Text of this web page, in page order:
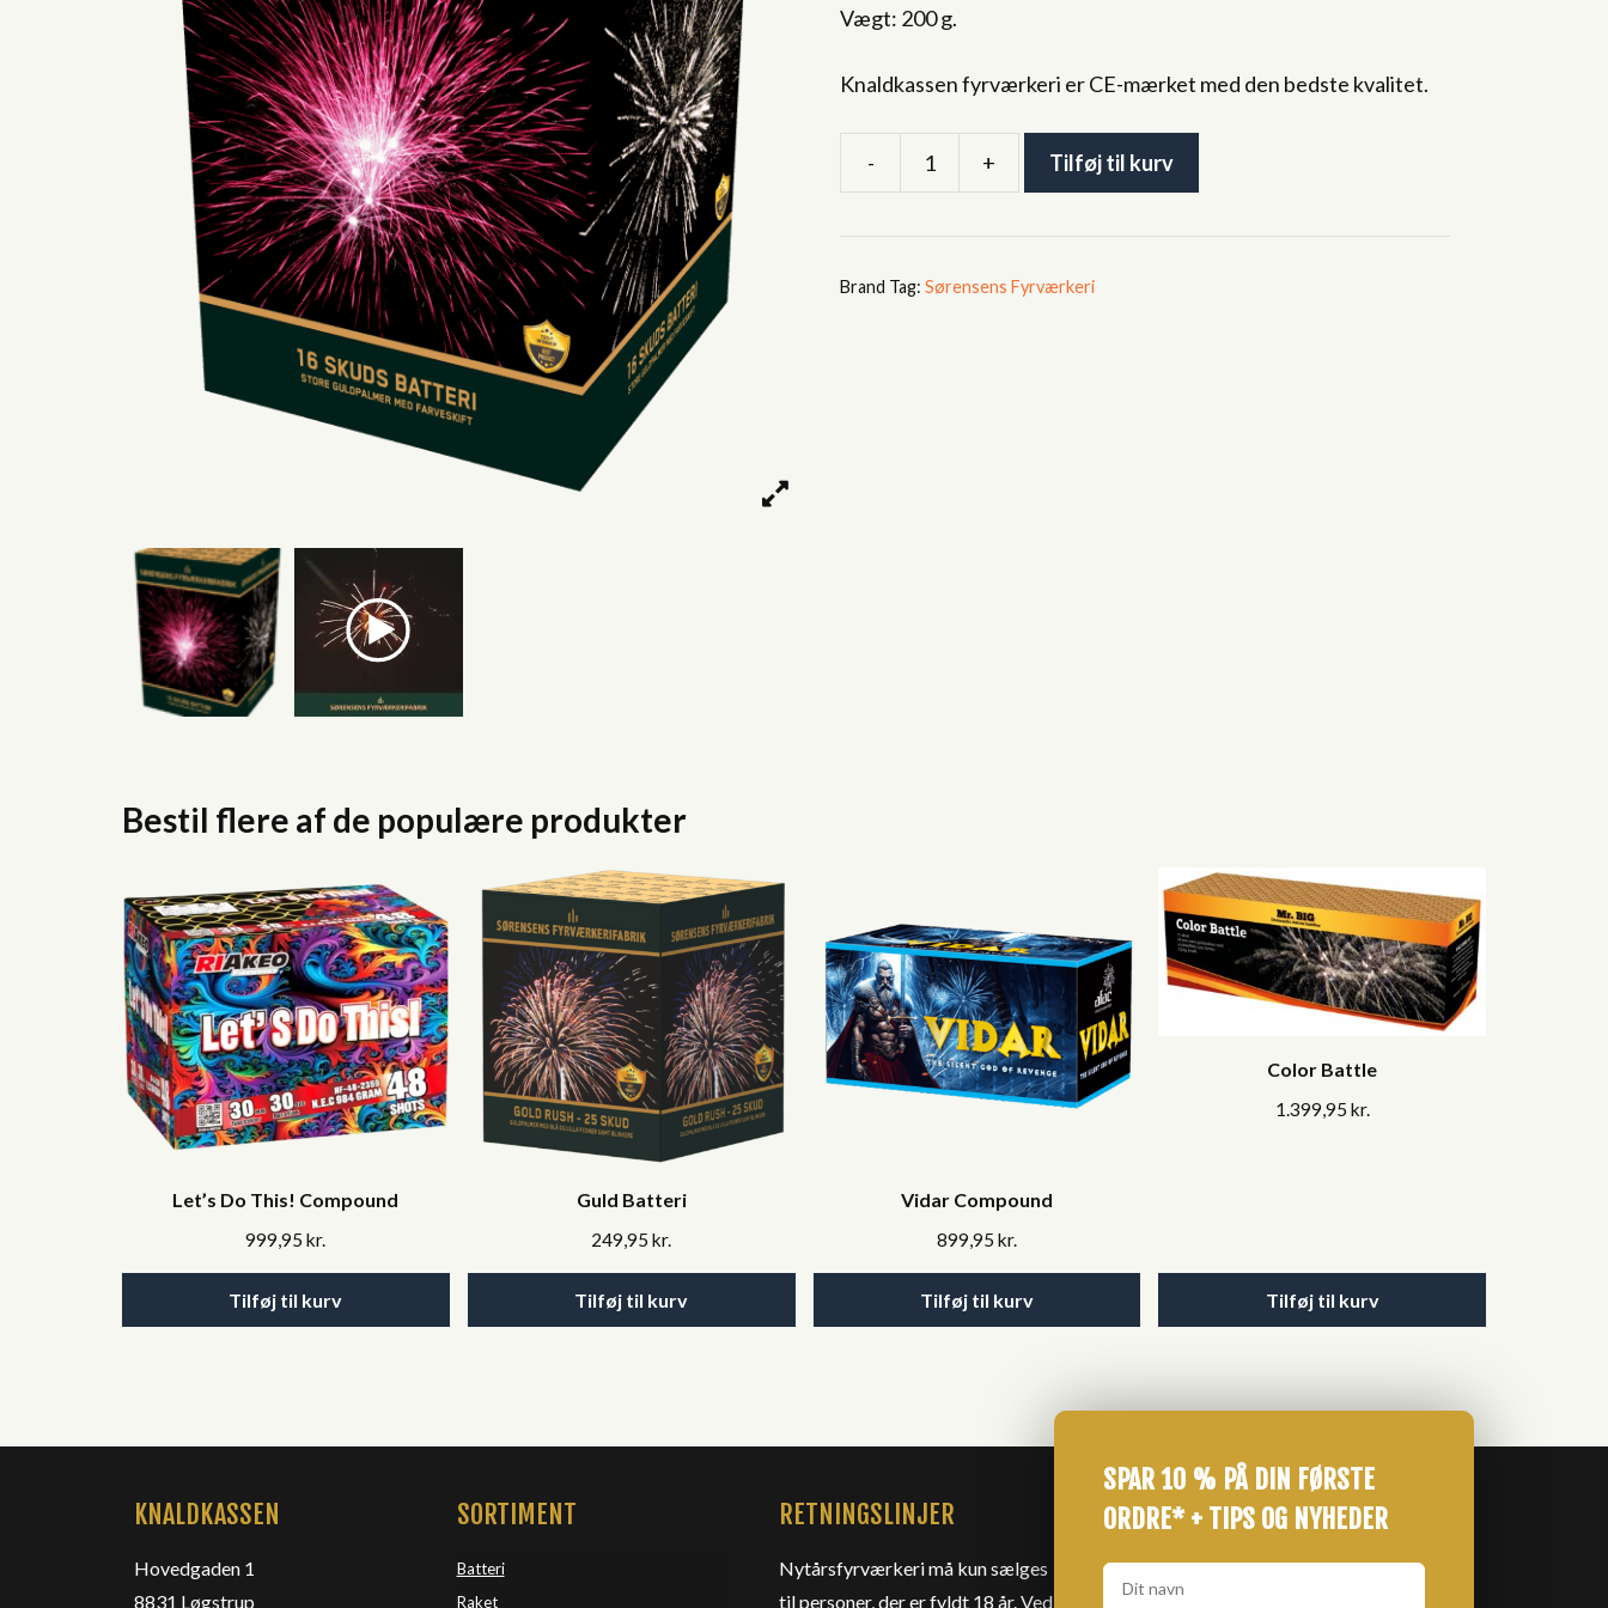
Vægt: 200 g.
Knaldkassen fyrværkeri er CE-mærket med den bedste kvalitet.
-
Guldpalme
Batteri
antal
+ Tilføj til kurv
Tag: Sørensens Fyrværkeri
Bestil flere af de populære produkter
Let’s Do This! Compound
999,95kr.
Tilføj til kurv
Guld Batteri
249,95kr.
Tilføj til kurv
Vidar Compound
899,95 kr.
Tilføj til kurv
Color Battle
1.399,95 kr.
Tilføj til kurv
KNALDKASSEN
Hovedgaden 1
8831 Løgstrup
SORTIMENT
Batteri
Raket
RETNINGSLINJER
Nytårsfyrværkeri må kun sælges
til personer, der er fyldt 18 år. Ved
SPAR 10 % PÅ DIN FØRSTE
ORDRE* + TIPS OG NYHEDER